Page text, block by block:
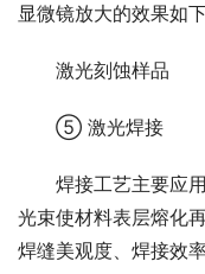
显微镜放大的效果如
激光刻蚀样品
⑤ 激光焊接
焊接工艺主要应
光束使材料表层熔化
焊缝美观度、焊接效